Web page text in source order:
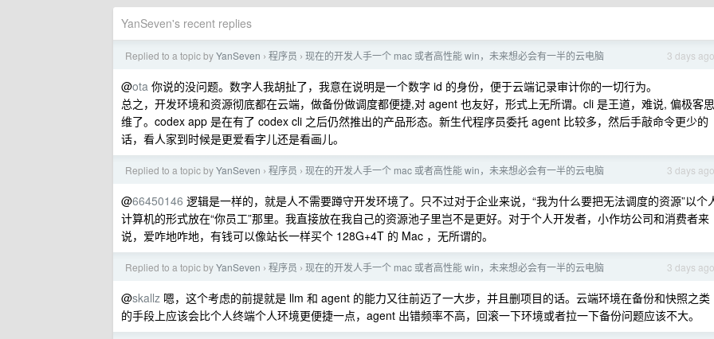
YanSeven's recent replies
3 days ago
Replied to a topic byYanSeven › 程序员 › 现在的开发人手一个 mac 或者高性能 win，未来想必会有一半的云电脑
@ota 你说的没问题。数字人我胡扯了，我意在说明是一个数字 id 的身份，便于云端记录审计你的一切行为。
总之，开发环境和资源彻底都在云端，做备份做调度都便捷,对 agent 也友好，形式上无所谓。cli 是王道，难说, 偏极客思
维了。codex app 是在有了 codex cli 之后仍然推出的产品形态。新生代程序员委托 agent 比较多，然后手敲命令更少的
话，看人家到时候是更爱看字儿还是看画儿。
3 days ago
Replied to a topic byYanSeven › 程序员 › 现在的开发人手一个 mac 或者高性能 win，未来想必会有一半的云电脑
@66450146 逻辑是一样的，就是人不需要蹲守开发环境了。只不过对于企业来说，“我为什么要把无法调度的资源”以个
计算机的形式放在“你员工”那里。我直接放在我自己的资源池子里岂不是更好。对于个人开发者，小作坊公司和消费者来
说，爱咋地咋地，有钱可以像站长一样买个 128G+4T 的 Mac ，无所谓的。
3 days ago
Replied to a topic byYanSeven › 程序员 › 现在的开发人手一个 mac 或者高性能 win，未来想必会有一半的云电脑
@skallz 嗯，这个考虑的前提就是 llm 和 agent 的能力又往前迈了一大步，并且删项目的话。云端环境在备份和快照之类
的手段上应该会比个人终端个人环境更便捷一点，agent 出错频率不高，回滚一下环境或者拉一下备份问题应该不大。